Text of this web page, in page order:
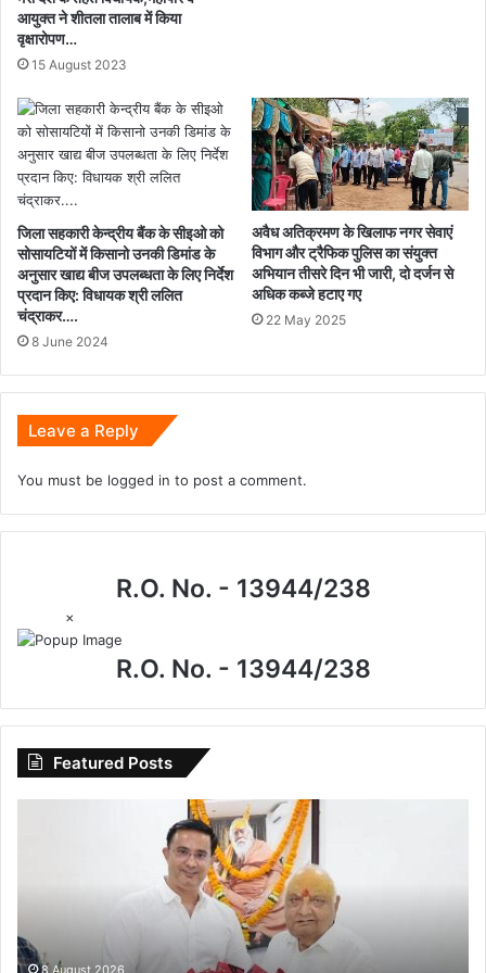
आयुक्त ने शीतला तालाब में किया
वृक्षारोपण…
15 August 2023
जिला सहकारी केन्द्रीय बैंक के सीइओ को
सोसायटियों में किसानो उनकी डिमांड के
अनुसार खाद्य बीज उपलब्धता के लिए निर्देश
प्रदान किए: विधायक श्री ललित
चंद्राकर….
8 June 2024
अवैध अतिक्रमण के खिलाफ नगर सेवाएं
विभाग और ट्रैफिक पुलिस का संयुक्त
अभियान तीसरे दिन भी जारी, दो दर्जन से
अधिक कब्जे हटाए गए
22 May 2025
Leave a Reply
You must be logged in to post a comment.
R.O. No. - 13944/238
×
R.O. No. - 13944/238
Featured Posts
मुलाकात,
इंद्रजीत8 August 2026